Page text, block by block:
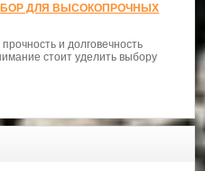
ДЛЯ ВЫСОКОПРОЧНЫХ
и долговечность
стоит уделить выбору